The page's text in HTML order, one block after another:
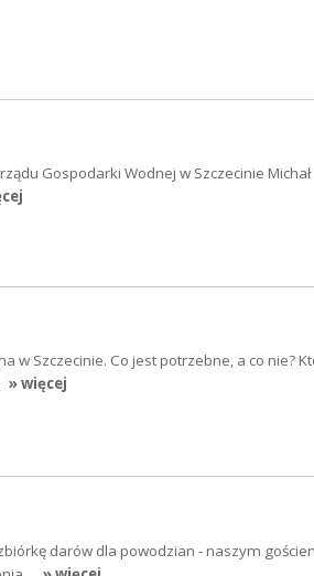
Gospodarki Wodnej w Szczecinie Michał
w Szczecinie. Co jest potrzebne, a co nie?
» więcej
darów dla powodzian - naszym